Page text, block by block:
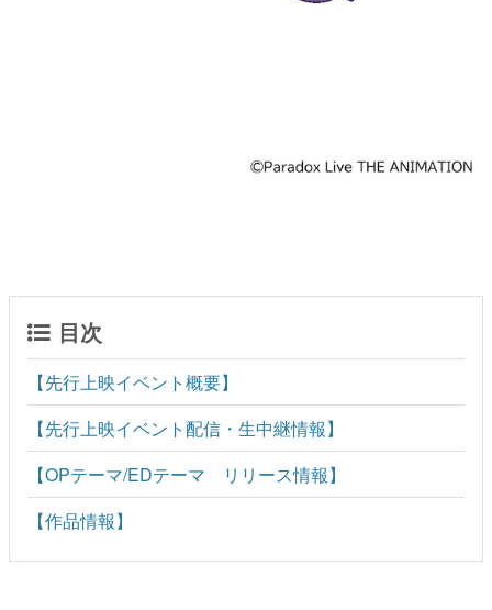
目次
【先行上映イベント概要】
【先行上映イベント配信・生中継情報】
【OPテーマ/EDテーマ リリース情報】
【作品情報】